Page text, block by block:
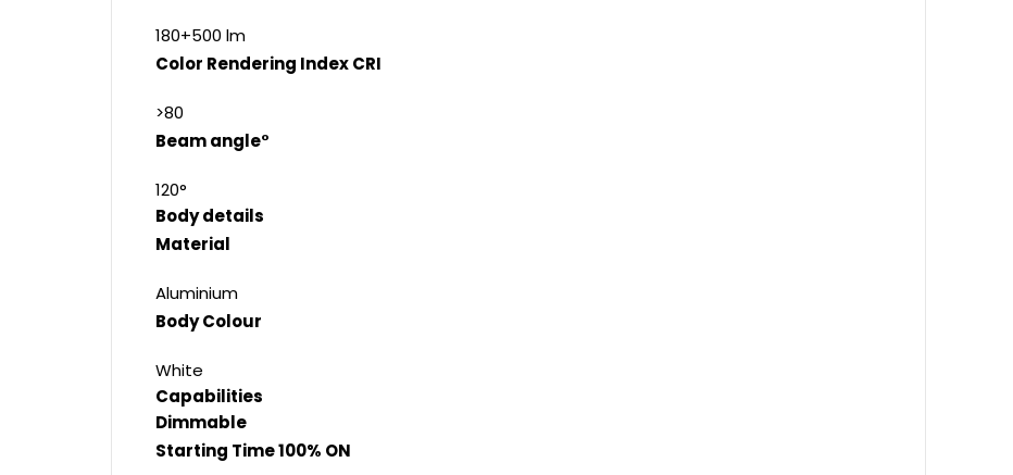
180+500 lm
Color Rendering Index CRI
>80
Beam angle°
120°
Body details
Material
Aluminium
Body Colour
White
Capabilities
Dimmable
Starting Time 100% ON